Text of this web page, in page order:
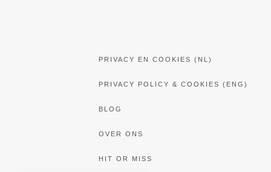
PRIVACY EN COOKIES (NL)
PRIVACY POLICY & COOKIES (ENG)
BLOG
OVER ONS
HIT OR MISS